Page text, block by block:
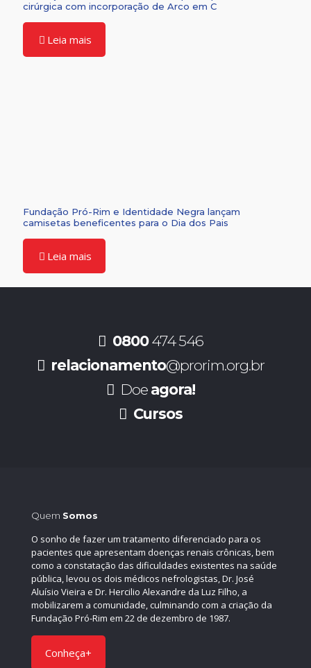
cirúrgica com incorporação de Arco em C
Leia mais
Fundação Pró-Rim e Identidade Negra lançam
camisetas beneficentes para o Dia dos Pais
Leia mais
0800474 546
relacionamento@prorim.org.br
Doe agora!
Cursos
Quem Somos
O sonho de fazer um tratamento diferenciado para os
pacientes que apresentam doenças renais crônicas, bem
como a constatação das dificuldades existentes na saúde
pública, levou os dois médicos nefrologistas, Dr. José
Aluísio Vieira e Dr. Hercilio Alexandre da Luz Filho, a
mobilizarem a comunidade, culminando com a criação da
Fundação Pró-Rim em 22 de dezembro de 1987.
Conheça+